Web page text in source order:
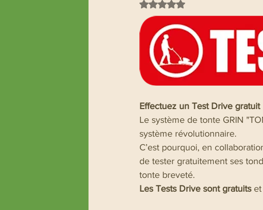
Noté NaN étoiles sur 5.
Effectuez un Test Drive gratuit
Le système de tonte GRIN
système révolutionnaire.
C’est pourquoi, en
de tester gratuitement ses
tonte breveté.
Les Tests Drive sont gratuits